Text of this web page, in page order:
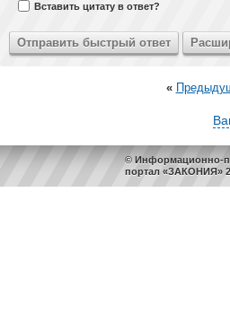
Вставить цитату в ответ?
«
© Информационно-
портал «ЗАКОНИЯ»